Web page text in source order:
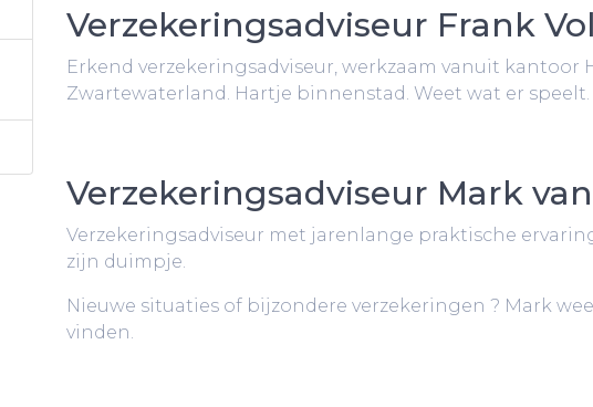
Verzekeringsadviseur Frank
Erkend verzekeringsadviseur, werkzaam vanuit kantoor
Zwartewaterland. Hartje binnenstad. Weet wat er
Verzekeringsadviseur Mark
Verzekeringsadviseur met jarenlange praktische
zijn duimpje.
Nieuwe situaties of bijzondere verzekeringen ? Mark
vinden.